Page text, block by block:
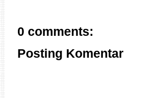
0 comments:
Posting Komentar